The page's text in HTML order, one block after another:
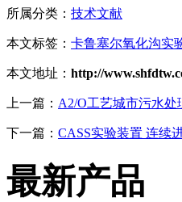
所属分类： 技术文献
本文标签： 卡鲁塞尔氧化沟实
本文地址： http://
上一篇： A2/O工艺城市污水
下一篇： CASS实验装置 连续
最新产品